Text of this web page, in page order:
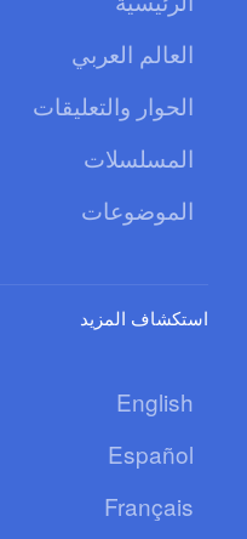
العالم العربي
الحوار والتعليقات
المسلسلات
الموضوعات
استكشاف المزيد
English
Español
Français